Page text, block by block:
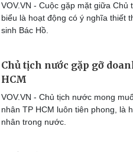
VOV.VN - Cuộc gặp mặt giữa
biểu là hoạt động có ý nghĩa thiết
sinh Bác Hồ.
Chủ tịch nước gặp gỡ
HCM
VOV.VN - Chủ tịch nước mong
nhân TP HCM luôn tiên phong, là
nhân trong nước.